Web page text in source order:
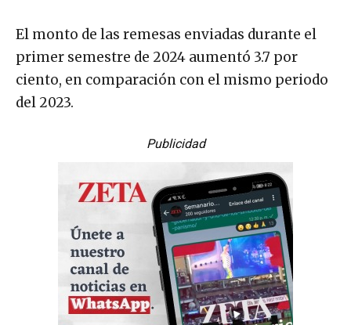
El monto de las remesas enviadas durante el
primer semestre de 2024 aumentó 3.7 por
ciento, en comparación con el mismo periodo
del 2023.
Publicidad